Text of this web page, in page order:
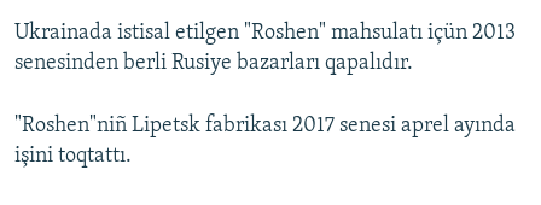
Ukrainada istisal etilgen "Roshen" mahsulatı içün 2013
senesinden berli Rusiye bazarları qapalıdır.
"Roshen"niñ Lipetsk fabrikası 2017 senesi aprel ayında
işini toqtattı.